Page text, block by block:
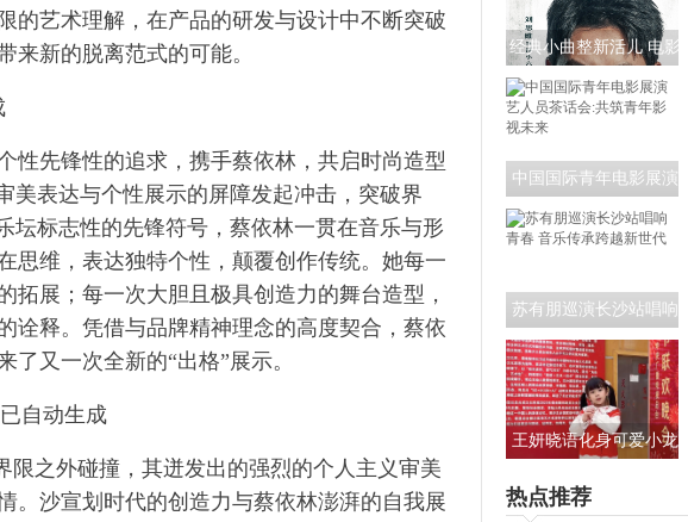
的艺术理解，在产品的研发与设计中不断突破
来新的脱离范式的可能。
先锋性的追求，携手蔡依林，共启时尚造型
美表达与个性展示的屏障发起冲击，突破界
坛标志性的先锋符号，蔡依林一贯在音乐与形
思维，表达独特个性，颠覆创作传统。她每一
拓展；每一次大胆且极具创造力的舞台造型，
诠释。凭借与品牌精神理念的高度契合，蔡依
又一次全新的“出格”展示。
之外碰撞，其迸发出的强烈的个人主义审美
。沙宣划时代的创造力与蔡依林澎湃的自我展
经典小曲整新活儿 电影
《探清水河：重生》角
色海报暗藏时间迷局
中国国际青年电影展演
艺人员茶话会:共筑青年
影视未来
苏有朋巡演长沙站唱响
青春 音乐传承跨越新世
代
王妍晓语化身可爱小龙
家送来新春祝福
热点推荐